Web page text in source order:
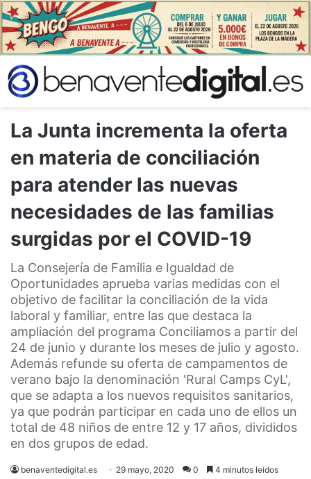
La Junta incrementa la oferta
en materia de conciliación
para atender las nuevas
necesidades de las familias
surgidas por el COVID-19
La Consejería de Familia e Igualdad de
Oportunidades aprueba varias medidas con el
objetivo de facilitar la conciliación de la vida
laboral y familiar, entre las que destaca la
ampliación del programa Conciliamos a partir del
24 de junio y durante los meses de julio y agosto.
Además refunde su oferta de campamentos de
verano bajo la denominación 'Rural Camps CyL',
que se adapta a los nuevos requisitos sanitarios,
ya que podrán participar en cada uno de ellos un
total de 48 niños de entre 12 y 17 años, divididos
en dos grupos de edad.
benaventedigital.es 29 mayo, 2020 0 4 minutos leídos